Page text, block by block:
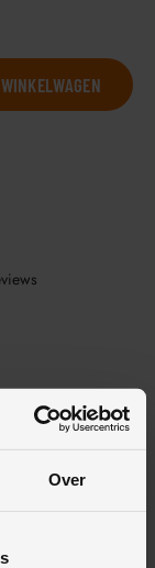
Over